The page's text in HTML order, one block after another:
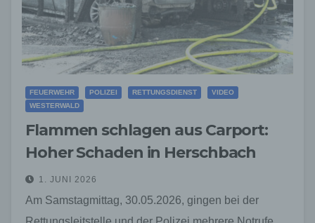
FEUERWEHR POLIZEI RETTUNGSDIENST
VIDEO
WESTERWALD
Flammen schlagen aus Carport:
Hoher Schaden in Herschbach
1. JUNI 2026
Am Samstagmittag, 30.05.2026, gingen bei der